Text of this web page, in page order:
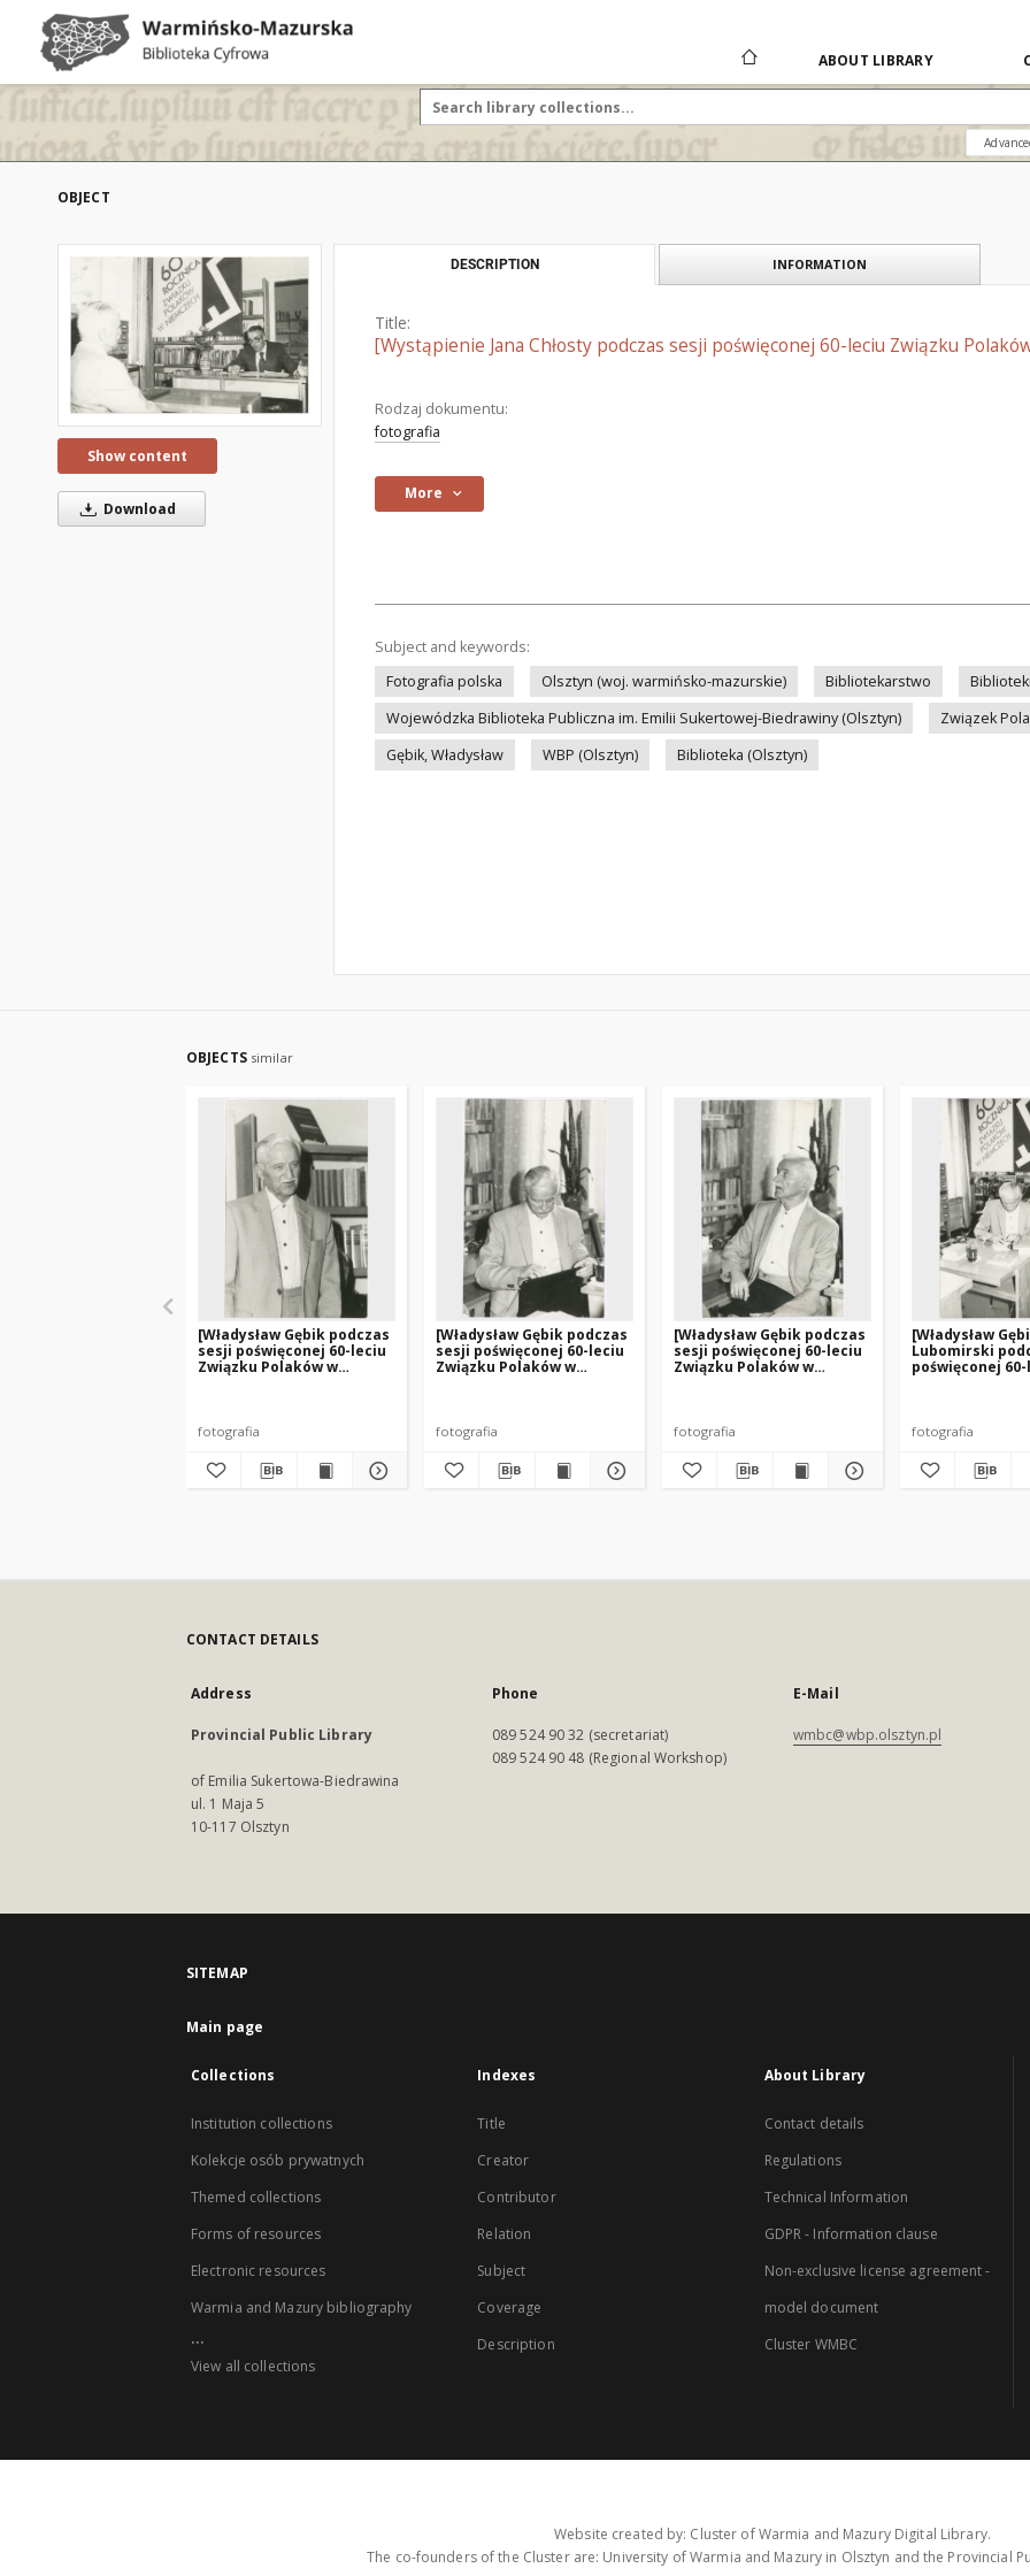
ABOUT LIBRARY
OBJECT
Show content
Download
DESCRIPTION INFORMATION
Title:
[Wystąpienie Jana Chłosty podczas sesji poświęconej 60-leciu Związku
Rodzaj dokumentu:
fotografia
More
Subject and keywords:
Fotografia polska
Olsztyn (woj. warmińsko-mazurskie) Bibliotekarstwo
Wojewódzka Biblioteka Publiczna im. Emilii Sukertowej-Biedrawiny (Olsztyn)
Związek
Gębik, Władysław
WBP (Olsztyn) Biblioteka (Olsztyn)
OBJECTS similar
[Władysław Gębik podczas
sesji poświęconej 60-leciu
Związku Polaków w
fotografia
[Władysław Gębik podczas
sesji poświęconej 60-leciu
Związku Polaków w
fotografia
[Władysław Gębik podczas
sesji poświęconej 60-leciu
Związku Polaków w
fotografia
[Władysław
Lubomirski
poświęconej
fotografia
CONTACT DETAILS
Address
Provincial Public Library
of Emilia Sukertowa-Biedrawina
ul. 1 Maja 5
10-117 Olsztyn
Phone
089 524 90 32 (secretariat)
089 524 90 48 (Regional Workshop)
E-Mail
wmbc@wbp.olsztyn.pl
SITEMAP
Main page
Collections
Institution collections
Kolekcje osób prywatnych
Themed collections
Forms of resources
Electronic resources
Warmia and Mazury bibliography
...
View all collections
Indexes
Title
Creator
Contributor
Relation
Subject
Coverage
Description
About Library
Contact details
Regulations
Technical Information
GDPR - Information clause
Non-exclusive license agreement -
model document
Cluster WMBC
Website created by: Cluster of Warmia and Mazury Digital Library.
The co-founders of the Cluster are: University of Warmia and Mazury in Olsztyn and the Provincial